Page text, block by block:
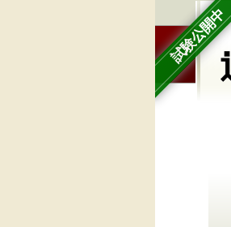
試験公開中